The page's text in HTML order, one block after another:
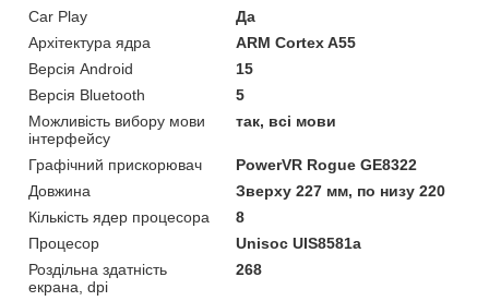
Car Play
Да
Архітектура ядра
ARM Cortex A55
Версія Android
15
Версія Bluetooth
5
Можливість вибору мови
інтерфейсу
так, всі мови
Графічний прискорювач
PowerVR Rogue GE8322
Довжина
Зверху 227 мм, по низу 220
Кількість ядер процесора
8
Процесор
Unisoc UIS8581a
Роздільна здатність
екрана, dpi
268